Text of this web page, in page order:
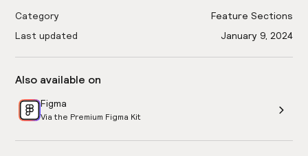
Category
Feature Sections
Last updated
January 9, 2024
Also available on
Figma
Via the Premium Figma Kit